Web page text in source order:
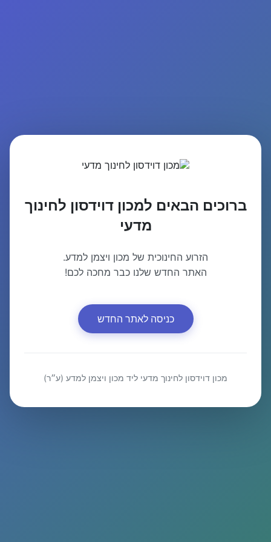
ברוכים הבאים למכון דוידסון לחינוך
מדעי
הזרוע החינוכית של מכון ויצמן למדע.
האתר החדש שלנו כבר מחכה לכם!
כניסה לאתר החדש
מכון דוידסון לחינוך מדעי ליד מכון ויצמן למדע (ע״ר)